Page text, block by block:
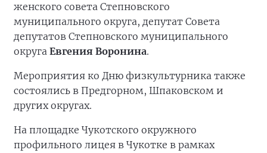
женского совета Степновского
муниципального округа, депутат Совета
депутатов Степновского муниципального
округа Евгения Воронина.
Мероприятия ко Дню физкультурника также
состоялись в Предгорном, Шпаковском и
других округах.
На площадке Чукотского окружного
профильного лицея в Чукотке в рамках